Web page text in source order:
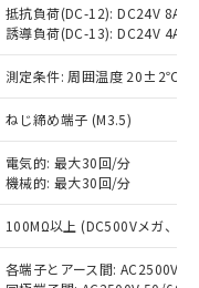
抵抗負荷(DC-12): DC24V 8A/
誘導負荷(DC-13): DC24V 4A/
測定条件: 周囲温度 20±2℃、
ねじ締め端子 (M3.5)
電気的: 最大30回/分
機械的: 最大30回/分
100MΩ以上 (DC500Vメガ、点
各端子とアース間: AC2500V
機器事業取扱
び標準価格
だくもので
品の中には、
る商品もある
照会結果は、
での社内デー
のであり、閲
あることをご
（10物質）の
は確認中の
形物で、有
す。
部品として
場合などや
す。
以下、 カド
リ臭化ビフェニル
中国RoHSの
す。
中国RoHSの
ます。
部門へお問
のうち、外国
定める商品
いう）を輸出
場合は、日本
役務取引許
な手続きを